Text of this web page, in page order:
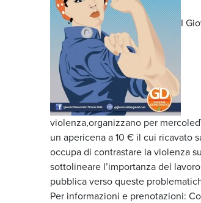
I
violenza,organizzano per
un apericena a 10 € il cui ricavato
occupa di contrastare la violenza
sottolineare l’importanza del
pubblica verso queste
Per informazioni e prenotazioni: